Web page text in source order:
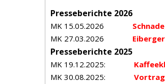
Presseberichte 2026
MK 15.05.2026
MK 27.03.2026
Presseberichte 2025
MK 19.12.2025:
MK 30.08.2025: